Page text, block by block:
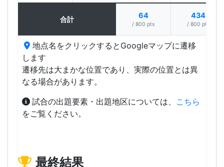
合計 64
/ 800 pts
434
/ 800 pts
地点名をクリックするとGoogleマップに遷移
します
遷移先は大まかな位置であり、実際の位置とは異
なる場合があります。
試合の出題要素・出題地区については、 こちら
をご覧ください。
最終結果